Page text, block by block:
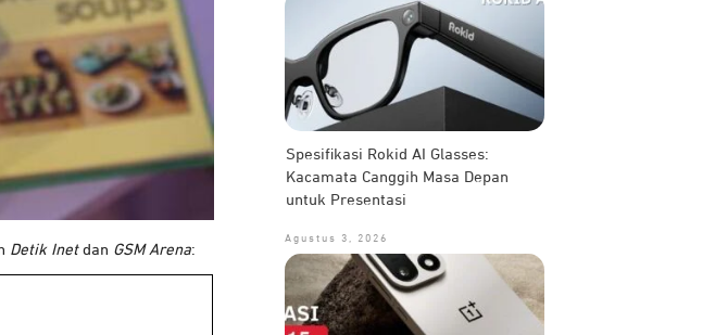
Detik Inetdan GSM Arena:
Spesifikasi Rokid AI Glasses:
Kacamata Canggih Masa Depan
untuk Presentasi
Agustus 3, 2026